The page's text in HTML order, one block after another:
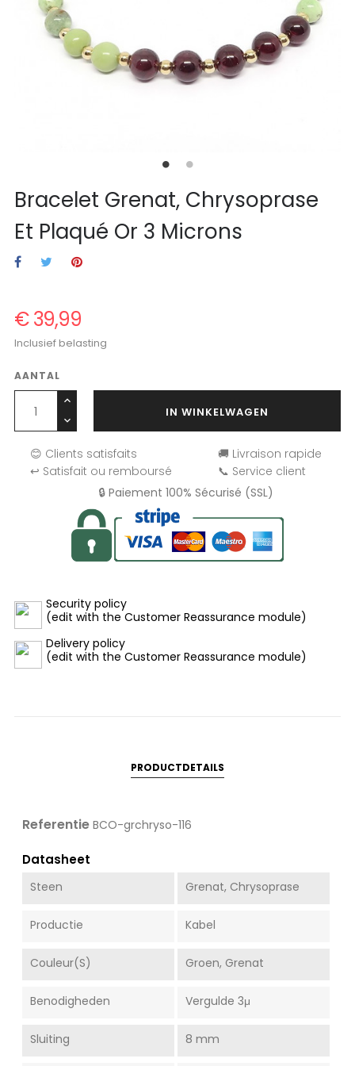
Bracelet Grenat, Chrysoprase
Et Plaqué Or 3 Microns
€ 39,99
Inclusief belasting
AANTAL
IN WINKELWAGEN
😊 Clients satisfaits
🚚 Livraison rapide
↩️ Satisfait ou remboursé
📞 Service client
🔒 Paiement 100% Sécurisé (SSL)
Security policy
(edit with the Customer Reassurance module)
Delivery policy
(edit with the Customer Reassurance module)
PRODUCTDETAILS
Referentie BCO-grchryso-116
Datasheet
Steen Grenat, Chrysoprase
Productie Kabel
Couleur(s) Groen, Grenat
Benodigheden Vergulde 3μ
Sluiting 8 mm